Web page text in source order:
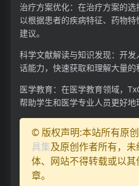
治疗方案优化：在治疗方案的
以根据患者的疾病特征、药物
建议。
科学文献解读与知识发现：开
话能力，快速获取和理解大量的
医学教育：在医学教育领域，
帮助学生和医学专业人员更好地
© 版权声明:本站所有原
具集及原创作者所有，
体、网站不得转载或以
章。